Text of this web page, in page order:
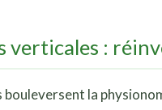
verticales :
la